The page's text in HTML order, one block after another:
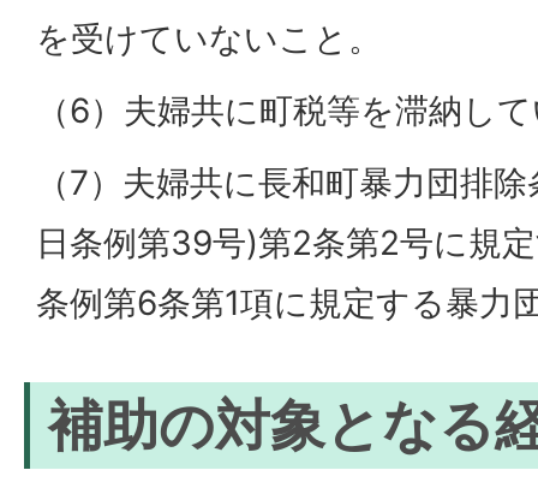
を受けていないこと。
（6）夫婦共に町税等を滞納し
（7）夫婦共に長和町暴力団排
日条例第39号)第2条第2号に規
条例第6条第1項に規定する暴力
補助の対象となる